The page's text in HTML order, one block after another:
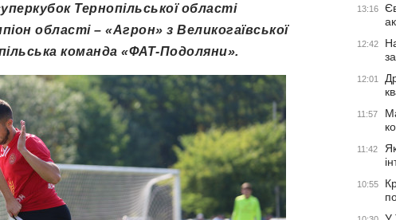
Тернопільської області
області – «Агрон» з Великогаївської
команда «ФАТ-Подоляни».
13:16
12:42
12:01
11:57
11:42
10:55